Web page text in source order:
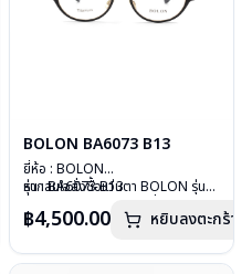
BOLON BA6073 B13
ยี่ห้อ : BOLON
รุ่น : BA6073 B13
เลนส์ : Demo Lenses
น้ำหนัก : 15 กรัม
หากสนใจสั่งชื้อแว่นตา BOLON รุ่น
กรุณาติดต่อเราคลิก
฿4,500.00 หยิบลงตะกร้า